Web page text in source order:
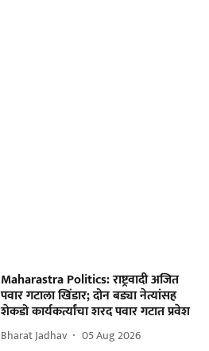
Maharastra Politics: राष्ट्रवादी अजित
पवार गटाला खिंडार; दोन बड्या नेत्यांसह
शेकडो कार्यकर्त्यांचा शरद पवार गटात प्रवेश
Bharat Jadhav 05 Aug 2026